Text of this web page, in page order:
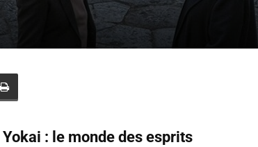
Yokai : le monde des esprits